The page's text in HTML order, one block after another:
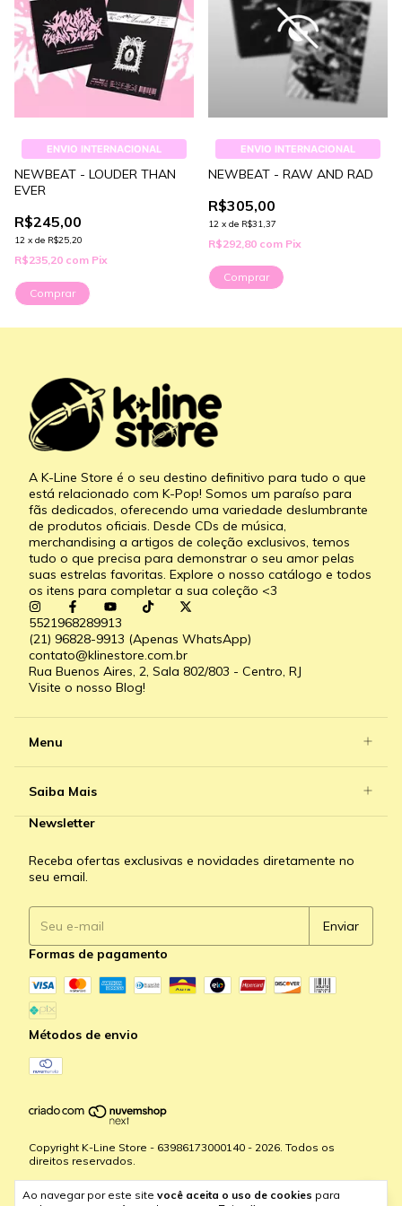
Ao navegar por este site você aceita o uso de cookies para
ENVIO INTERNACIONAL
NEWBEAT - LOUDER THAN
EVER
R$245,00
12 x de R$25,20
R$235,20 com Pix
Comprar
ENVIO INTERNACIONAL
NEWBEAT - RAW AND RAD
R$305,00
12 x de R$31,37
R$292,80 com Pix
Comprar
A K-Line Store é o seu destino definitivo para tudo o que
está relacionado com K-Pop! Somos um paraíso para
fãs dedicados, oferecendo uma variedade deslumbrante
de produtos oficiais. Desde CDs de música,
merchandising a artigos de coleção exclusivos, temos
tudo o que precisa para demonstrar o seu amor pelas
suas estrelas favoritas. Explore o nosso catálogo e todos
os itens para completar a sua coleção <3
5521968289913
(21) 96828-9913 (Apenas WhatsApp)
contato@klinestore.com.br
Rua Buenos Aires, 2, Sala 802/803 - Centro, RJ
Visite o nosso Blog!
Menu
Saiba Mais
Newsletter
Receba ofertas exclusivas e novidades diretamente no
seu email.
Formas de pagamento
Métodos de envio
Copyright K-Line Store - 63986173000140 - 2026. Todos os
direitos reservados.